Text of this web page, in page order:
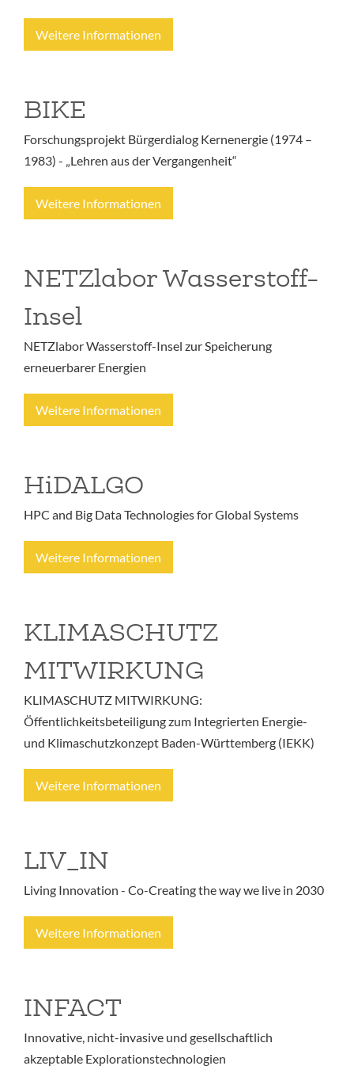
Weitere Informationen
BIKE
Forschungsprojekt Bürgerdialog Kernenergie (1974 –
1983) - „Lehren aus der Vergangenheit“
Weitere Informationen
NETZlabor Wasserstoff-
Insel
NETZlabor Wasserstoff-Insel zur Speicherung
erneuerbarer Energien
Weitere Informationen
HiDALGO
HPC and Big Data Technologies for Global Systems
Weitere Informationen
KLIMASCHUTZ
MITWIRKUNG
KLIMASCHUTZ MITWIRKUNG:
Öffentlichkeitsbeteiligung zum Integrierten Energie-
und Klimaschutzkonzept Baden-Württemberg (IEKK)
Weitere Informationen
LIV_IN
Living Innovation - Co-Creating the way we live in 2030
Weitere Informationen
INFACT
Innovative, nicht-invasive und gesellschaftlich
akzeptable Explorationstechnologien